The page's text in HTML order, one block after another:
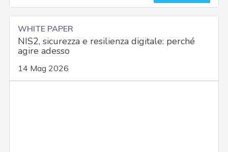
WHITE PAPER
NIS2, sicurezza e resilienza digitale: perché
agire adesso
14 Mag 2026